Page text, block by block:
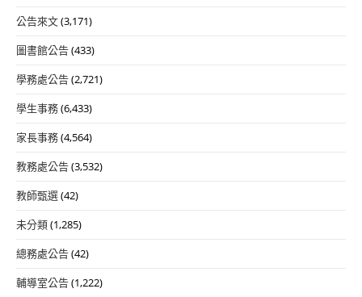
公告來文(3,171)
圖書館公告(433)
學務處公告(2,721)
學生事務(6,433)
家長事務(4,564)
教務處公告(3,532)
教師甄選(42)
未分類(1,285)
總務處公告(42)
輔導室公告(1,222)